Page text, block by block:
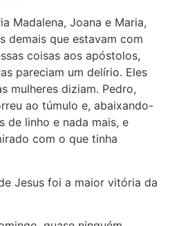
Madalena, Joana e Maria,
demais que estavam com
coisas aos apóstolos,
pareciam um delírio. Eles
mulheres diziam. Pedro,
ao túmulo e, abaixando-
de linho e nada mais, e
com o que tinha
Jesus foi a maior vitória da